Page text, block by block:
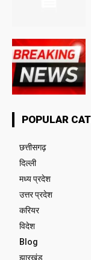
POPULAR
छत्तीसगढ़
दिल्ली
मध्य प्रदेश
उत्तर प्रदेश
करियर
विदेश
Blog
झारखंड